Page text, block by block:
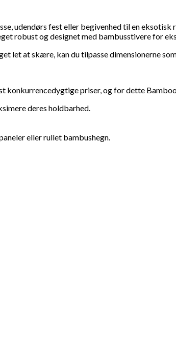
udendørs fest eller begivenhed til en
robust og designet med bambusstivere for
let at skære, kan du tilpasse dimensionerne
priser, og for dette
deres holdbarhed.
eller rullet bambushegn.